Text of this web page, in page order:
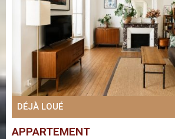
DÉJÀ LOUÉ
APPARTEMENT